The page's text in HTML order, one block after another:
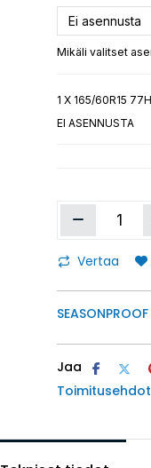
Mikäli valitset
1 X 165/60R15
EI ASENNUSTA
Vertaa
SEASONPROOF
Jaa
Toimitusehdot